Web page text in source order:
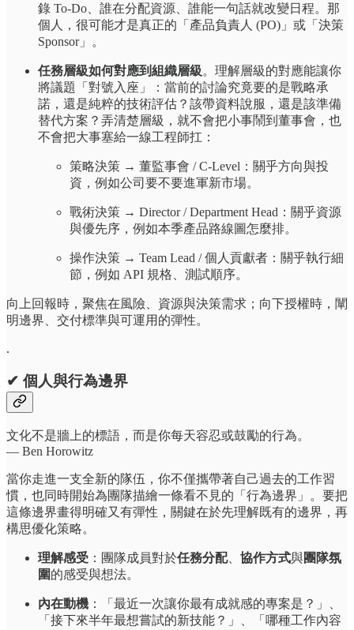
錄 To-Do、誰在分配資源、誰能一句話就改變日程。那
個人，很可能才是真正的「產品負責人 (PO)」或「決策
Sponsor」。
任務層級如何對應到組織層級。理解層級的對應能讓你
將議題「對號入座」：當前的討論究竟要的是戰略承
諾，還是純粹的技術評估？該帶資料說服，還是該準備
替代方案？弄清楚層級，就不會把小事鬧到董事會，也
不會把大事塞給一線工程師扛：
策略決策 → 董監事會 / C-Level：關乎方向與投
資，例如公司要不要進軍新市場。
戰術決策 → Director / Department Head：關乎資源
與優先序，例如本季產品路線圖怎麼排。
操作決策 → Team Lead / 個人貢獻者：關乎執行細
節，例如 API 規格、測試順序。
向上回報時，聚焦在風險、資源與決策需求；向下授權時，闡
明邊界、交付標準與可運用的彈性。
.
✔ 個人與行為邊界
文化不是牆上的標語，而是你每天容忍或鼓勵的行為。
— Ben Horowitz
當你走進一支全新的隊伍，你不僅攜帶著自己過去的工作習
慣，也同時開始為團隊描繪一條看不見的「行為邊界」。要把
這條邊界畫得明確又有彈性，關鍵在於先理解既有的邊界，再
構思優化策略。
理解感受 ：團隊成員對於任務分配、 協作方式與團隊氛
圍的感受與想法。
內在動機 ：「最近一次讓你最有成就感的專案是？」、
「接下來半年最想嘗試的新技能？」、「哪種工作內容